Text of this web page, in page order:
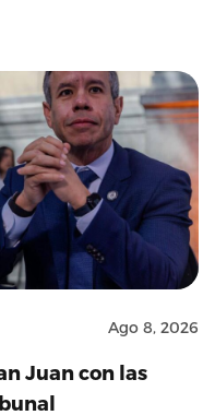
Ago 8, 2026
Juan con las